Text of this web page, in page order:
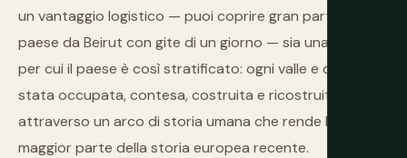
un vantaggio logistico — puoi coprire gran parte del
paese da Beirut con gite di un giorno — sia una ragione
per cui il paese è così stratificato: ogni valle e collina è
stata occupata, contesa, costruita e ricostruita
attraverso un arco di storia umana che rende la
maggior parte della storia europea recente.